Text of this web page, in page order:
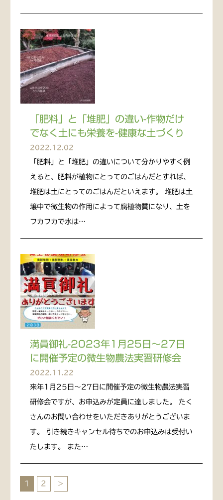
「肥料」と「堆肥」の違い-作物だけ
でなく土にも栄養を-健康な土づくり
2022.12.02
「肥料」と「堆肥」の違いについて分かりやすく例
えると、肥料が植物にとってのごはんだとすれば、
堆肥は土にとってのごはんだといえます。 堆肥は土
壌中で微生物の作用によって腐植物質になり、土を
フカフカで水は…
満員御礼-2023年1月25日～27日
に開催予定の微生物農法実習研修会
2022.11.22
来年1月25日～27日に開催予定の微生物農法実習
研修会ですが、お申込みが定員に達しました。 たく
さんのお問い合わせをいただきありがとうございま
す。 引き続きキャンセル待ちでのお申込みは受付い
たします。 また…
1 2 >